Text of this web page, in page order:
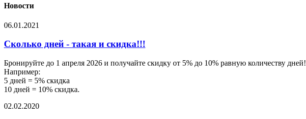
Новости
06.01.2021
Сколько дней - такая и скидка!!!
Бронируйте до 1 апреля 2026 и получайте скидку от 5% до 10% равную количеству дней!
Например:
5 дней = 5% скидка
10 дней = 10% скидка.
02.02.2020